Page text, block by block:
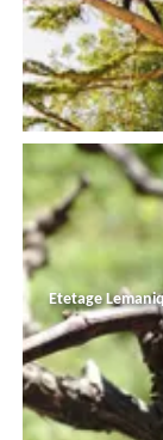
Etetage